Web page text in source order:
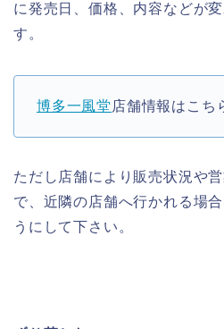
に発売日、価格、内容などが
す。
博多一風堂 店舗情報はこち
ただし店舗により販売状況や
で、近隣の店舗へ行かれる場
うにして下さい。